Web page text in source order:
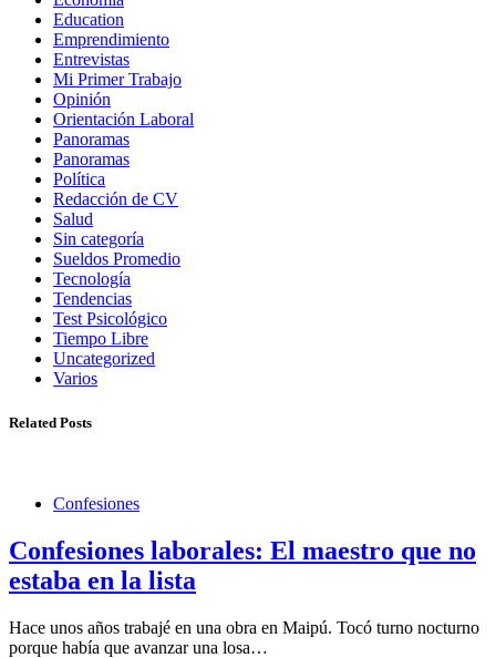
Education
Emprendimiento
Entrevistas
Mi Primer Trabajo
Opinión
Orientación Laboral
Panoramas
Panoramas
Política
Redacción de CV
Salud
Sin categoría
Sueldos Promedio
Tecnología
Tendencias
Test Psicológico
Tiempo Libre
Uncategorized
Varios
Related Posts
Confesiones
Confesiones laborales: El maestro que no
estaba en la lista
Hace unos años trabajé en una obra en Maipú. Tocó turno nocturno
porque había que avanzar una losa…